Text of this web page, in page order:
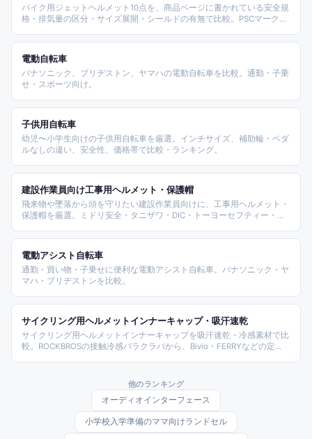
バイク用ジェットヘルメット10点を、商品ページに書かれている安全規
格・排気量の区分・サイズ展開・シールドの有無で比較。PSCマークの
電動自転車
パナソニック、ブリヂストン、ヤマハの電動自転車を比較。通勤・子乗
せ・スポーツ向け。
子供用自転車
幼児〜小学生向けの子供用自転車を厳選。インチサイズ、補助輪・ペダ
ルなしの違い、安全性、価格帯で比較・ランキング。
建設作業員向け工事用ヘルメット・保護帽
飛来物や墜落から頭を守りたい建設作業員向けに、工事用ヘルメット・
保護帽を厳選。ミドリ安全・タニザワ・DIC・トーヨーセフティー・進
蔵・高視認カラータイプを、価格帯と用途別に比較しました。国家検定
区分と通気性、装着感を基準にまとめています。
電動アシスト自転車
通勤・買い物・子乗せに便利な電動アシスト自転車。パナソニック・ヤ
マハ・ブリヂストンを比較。
サイクリング用ヘルメットインナーキャップ・吸汗速乾
サイクリング用ヘルメットインナーキャップを吸汗速乾・冷感素材で比
較。ROCKBROSの接触冷感バラクラバから、Bivio・FERRYなどの定
他のランキング
オーディオインターフェース
小学校入学準備のママ向けランドセル